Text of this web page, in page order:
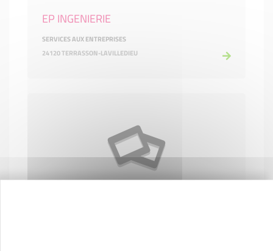
EP INGENIERIE
SERVICES AUX ENTREPRISES
24120 TERRASSON-LAVILLEDIEU